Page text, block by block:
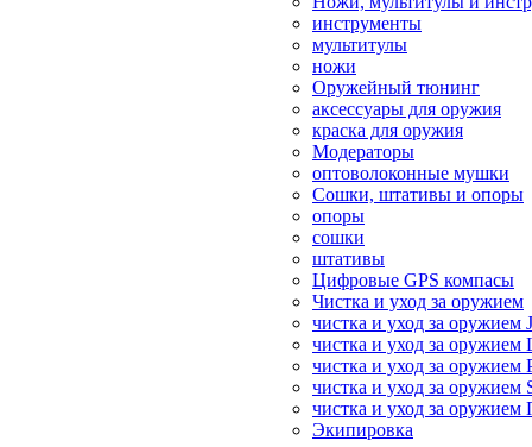
инструменты
мультитулы
ножи
Оружейный тюнинг
аксессуары для оружия
краска для оружия
Модераторы
оптоволоконные мушки
Сошки, штативы и опоры
опоры
сошки
штативы
Цифровые GPS компасы
Чистка и уход за оружием
чистка и уход за оружием
чистка и уход за оружием
чистка и уход за оружием
чистка и уход за оружием
чистка и уход за
Экипировка